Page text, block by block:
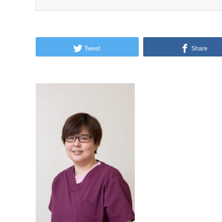
Tweet Share